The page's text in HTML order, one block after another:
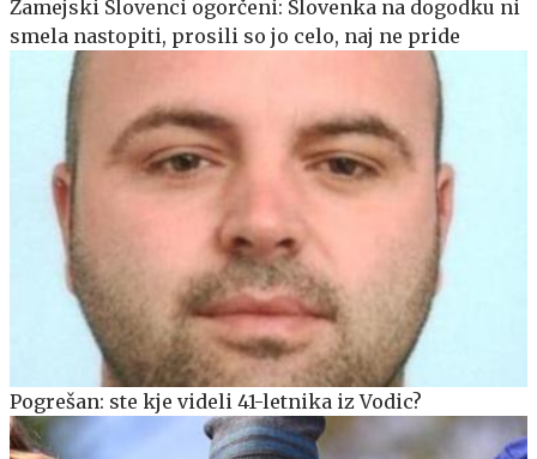
Zamejski Slovenci ogorčeni: Slovenka na dogodku ni
smela nastopiti, prosili so jo celo, naj ne pride
Pogrešan: ste kje videli 41-letnika iz Vodic?